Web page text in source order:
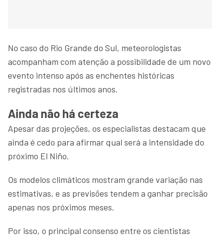
No caso do Rio Grande do Sul, meteorologistas
acompanham com atenção a possibilidade de um novo
evento intenso após as enchentes históricas
registradas nos últimos anos.
Ainda não há certeza
Apesar das projeções, os especialistas destacam que
ainda é cedo para afirmar qual será a intensidade do
próximo El Niño.
Os modelos climáticos mostram grande variação nas
estimativas, e as previsões tendem a ganhar precisão
apenas nos próximos meses.
Por isso, o principal consenso entre os cientistas